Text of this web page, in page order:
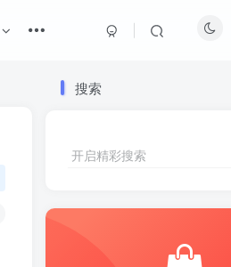
搜索
开启精彩搜索